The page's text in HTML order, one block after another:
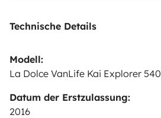
Technische Details
Modell:
La Dolce VanLife Kai Explorer 540
Datum der Erstzulassung:
2016